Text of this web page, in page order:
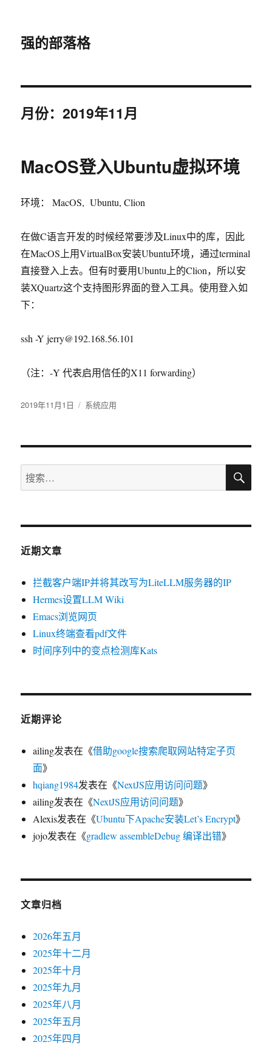
强的部落格
月份：2019年11月
MacOS登入Ubuntu虚拟环境
环境： MacOS, Ubuntu, Clion
在做C语言开发的时候经常要涉及Linux中的库，因此
在MacOS上用VirtualBox安装Ubuntu环境，通过terminal
直接登入上去。但有时要用Ubuntu上的Clion，所以安
装XQuartz这个支持图形界面的登入工具。使用登入如
下：
ssh -Y jerry@192.168.56.101
（注：-Y 代表启用信任的X11 forwarding）
发
2019年11月1日
分
系统应用
搜
索：
搜
近期文章
拦截客户端IP并将其改写为LiteLLM服务器的IP
Hermes设置LLM Wiki
Emacs浏览网页
Linux终端查看pdf文件
时间序列中的变点检测库Kats
近期评论
ailing发表在《借助google搜索爬取网站特定子页
面》
hqiang1984发表在《NextJS应用访问问题》
ailing发表在《NextJS应用访问问题》
Alexis发表在《Ubuntu下Apache安装Let’s Encrypt》
jojo发表在《gradlew assembleDebug 编译出错》
文章归档
2026年五月
2025年十二月
2025年十月
2025年九月
2025年八月
2025年五月
2025年四月